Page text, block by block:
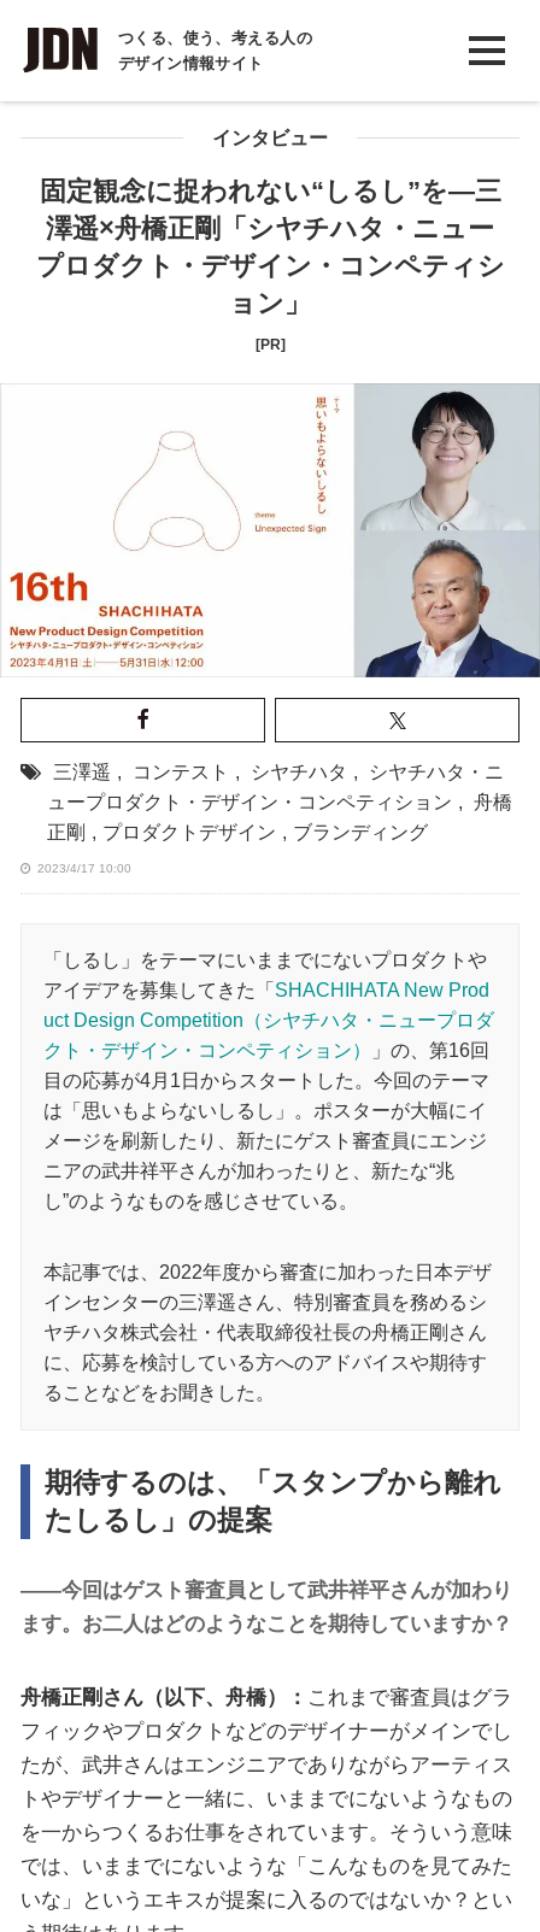
つくる、使う、考える人の
デザイン情報サイト
INTERVIEW
インタビュー
REPORT
COLUMN
コラム
インタビュー
固定観念に捉われない“しるし”を―三
澤遥×舟橋正剛「シヤチハタ・ニュー
プロダクト・デザイン・コンペティシ
ョン」
[PR]
三澤遥 , コンテスト , シヤチハタ ,
シヤチハタ・ニ
ュープロダクト・デザイン・コンペティション , 舟橋
正剛 , プロダクトデザイン , ブランディング
2023/4/17 10:00
「しるし」をテーマにいままでにないプロダクトや
アイデアを募集してきた「 SHACHIHATA New Prod
uct Design Competition（シヤチハタ・ニュープロダ
クト・デザイン・コンペティション）
」の、第16回
目の応募が4月1日からスタートした。今回のテーマ
は「思いもよらないしるし」。ポスターが大幅にイ
メージを刷新したり、新たにゲスト審査員にエンジ
ニアの武井祥平さんが加わったりと、新たな“兆
し”のようなものを感じさせている。
本記事では、2022年度から審査に加わった日本デザ
インセンターの三澤遥さん、特別審査員を務めるシ
ヤチハタ株式会社・代表取締役社長の舟橋正剛さん
に、応募を検討している方へのアドバイスや期待す
ることなどをお聞きした。
期待するのは、「スタンプから離れ
たしるし」の提案
――今回はゲスト審査員として武井祥平さんが加わり
ます。お二人はどのようなことを期待していますか？
舟橋正剛さん（以下、舟橋）： これまで審査員はグラ
フィックやプロダクトなどのデザイナーがメインでし
たが、武井さんはエンジニアでありながらアーティス
トやデザイナーと一緒に、いままでにないようなもの
を一からつくるお仕事をされています。そういう意味
では、いままでにないような「こんなものを見てみた
いな」というエキスが提案に入るのではないか？とい